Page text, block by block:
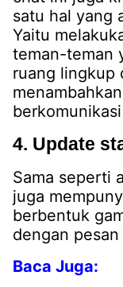
satu hal yang
Yaitu
teman-teman
ruang lingkup
4. Update
Sama seperti
juga
berbentuk
dengan pesan
Baca Juga: